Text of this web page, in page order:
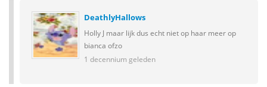
DeathlyHallows
Holly J maar lijk dus echt niet op haar meer op
bianca ofzo
1 decennium geleden